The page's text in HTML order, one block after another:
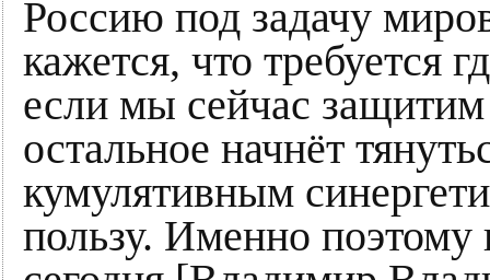
Россию под задачу
кажется, что требуется
если мы сейчас
остальное начнёт
кумулятивным
пользу. Именно поэтому